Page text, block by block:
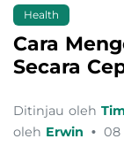
Health
Cara
Secara
Ditinjau oleh
oleh Erwin • 08